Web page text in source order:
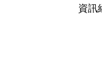
資訊